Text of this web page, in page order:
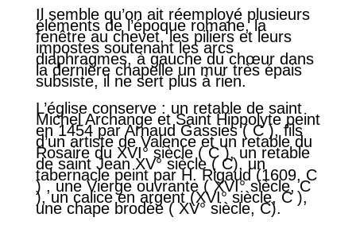
Il semble qu’on ait réemployé plusieurs
éléments de l’époque romane, la
fenêtre au chevet, les piliers et leurs
impostes soutenant les arcs
diaphragmes, à gauche du chœur dans
la dernière chapelle un mur très épais
subsiste, il ne sert plus à rien.
L’église conserve : un retable de saint
Michel Archange et Saint Hippolyte peint
en 1454 par Arnaud Gassies ( C ), fils
d’un artiste de Valence et un retable du
Rosaire du XVI° siècle ( C ), un retable
de saint Jean XV° siècle ( C), un
tabernacle peint par H. Rigaud (1609, C
) , une Vierge ouvrante ( XVI° siècle, C
), un calice en argent (XVI° siècle, C ),
une chape brodée ( XV° siècle, C).